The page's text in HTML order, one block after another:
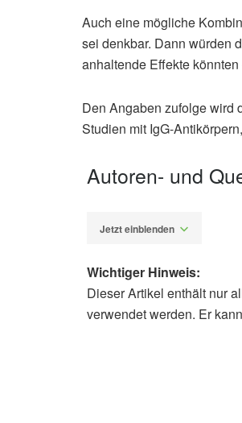
Auch eine mögliche
sei denkbar. Dann würden
anhaltende Effekte
Den Angaben zufolge wird
Studien mit IgG-
Autoren- und
Jetzt einblenden
Alfred Domke
Wichtiger Hinweis:
Dieser Artikel enthält nur
verwendet werden. Er